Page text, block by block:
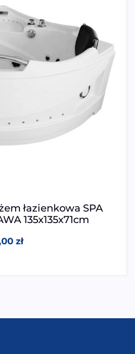
łazienkowa SPA
135x135x71cm
zł